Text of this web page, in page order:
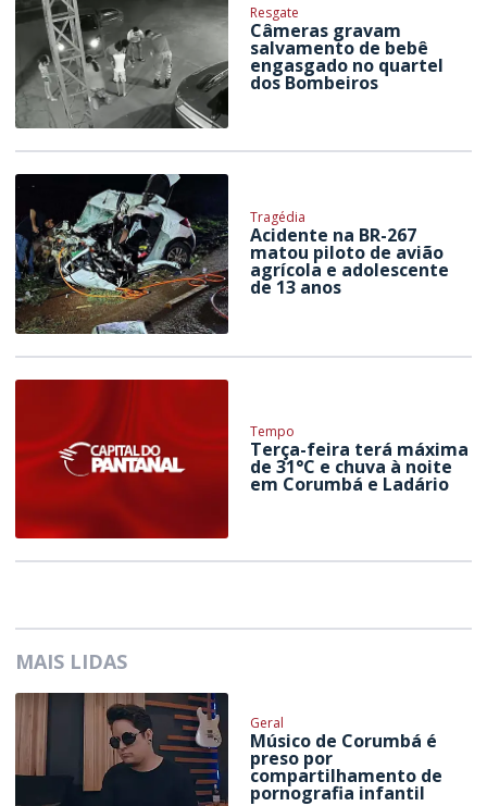
Resgate
Câmeras gravam
salvamento de bebê
engasgado no quartel
dos Bombeiros
Tragédia
Acidente na BR-267
matou piloto de avião
agrícola e adolescente
de 13 anos
Tempo
Terça-feira terá máxima
de 31°C e chuva à noite
em Corumbá e Ladário
MAIS LIDAS
Geral
Músico de Corumbá é
preso por
compartilhamento de
pornografia infantil